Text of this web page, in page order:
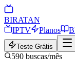
BIRATAN
IPTV
Planos
Teste Grátis
590 buscas/mês